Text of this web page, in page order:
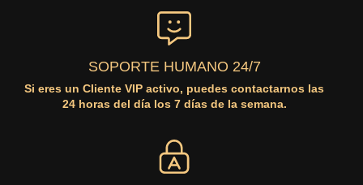
SOPORTE HUMANO 24/7
Si eres un Cliente VIP activo, puedes contactarnos las
24 horas del día los 7 días de la semana.